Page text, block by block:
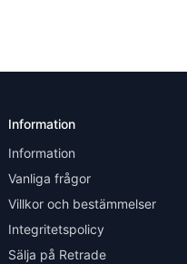
Information
Information
Vanliga frågor
Villkor och bestämmelser
Integritetspolicy
Sälja på Retrade